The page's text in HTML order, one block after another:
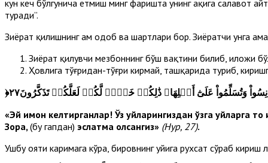
кун кеч бўлгунича етмиш минг фаришта унинг ҳақига салавот
туради”.
Зиёрат қилишнинг ҳам одоб ва шартлари бор. Зиёратчи унга
Зиёрат қилувчи мезбоннинг бўш вақтини билиб, иложи
Ҳовлига тўғридан-тўғри кирмай, ташқарида туриб,
﴿
وَتُسَلِّمُواْ عَلَىٰٓ أَهۡلِهَاۚ ذَٰلِكُمۡ خَيۡرٞ لَّكُمۡ لَعَلَّكُمۡ تَذَكَّرُونَ٢٧
«Эй имон келтирганлар! Ўз уйларингиздан ўзга уйларга
Зора, (бу гапдан) эслатма олсангиз» (Нур, 27).
Ушбу ояти каримага кўра, бировнинг уйига рухсат сўраб